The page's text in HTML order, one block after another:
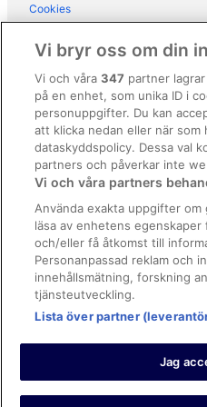
Hotell i Quarto
Hotell i Sant'Anastasia
Hotell i Somma Vesuviana
Hotell i Torre del Greco
Hotell i Ischia Porto
Hotell i Neapels stadskärna
Hotell i Posillipo
Gårdshotell i Procida
Hotell i Vittorio Emanuele
Hotell i Vomero
Cookies
Regler och villkor för Vrbo
Tillgänglighetsanpassning
Juridisk information/Kontakta oss
Riktlinjer för innehåll och anmäla
Hjälp
Kontakta oss
Avboka eller ändra din bokning
Boka ett flyg med flygbolagskredit
Återbetalningsprocess och
© 2026 Expedia, Inc., ett företag
https://www.expediagroup.com/
Vi bryr oss om din
Vi och våra347 partner
på en enhet, som unika ID i
personuppgifter. Du kan
att klicka nedan eller när som
dataskyddspolicy. Dessa val
partners och påverkar inte
Vi och våra partners
Använda exakta uppgifter
läsa av enhetens
och/eller få åtkomst till
Personanpassad reklam och
innehållsmätning, forskning
tjänsteutveckling.
Lista över partner
Jag